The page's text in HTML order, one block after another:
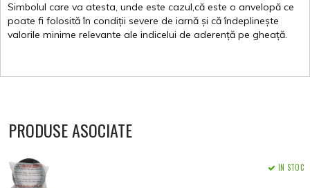
Simbolul care va atesta, unde este cazul,că este o anvelopă ce
poate fi folosită în condiții severe de iarnă și că îndeplinește
valorile minime relevante ale indicelui de aderență pe gheață.
PRODUSE ASOCIATE
IN STOC